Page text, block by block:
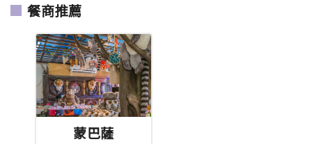
餐商推薦
蒙巴薩